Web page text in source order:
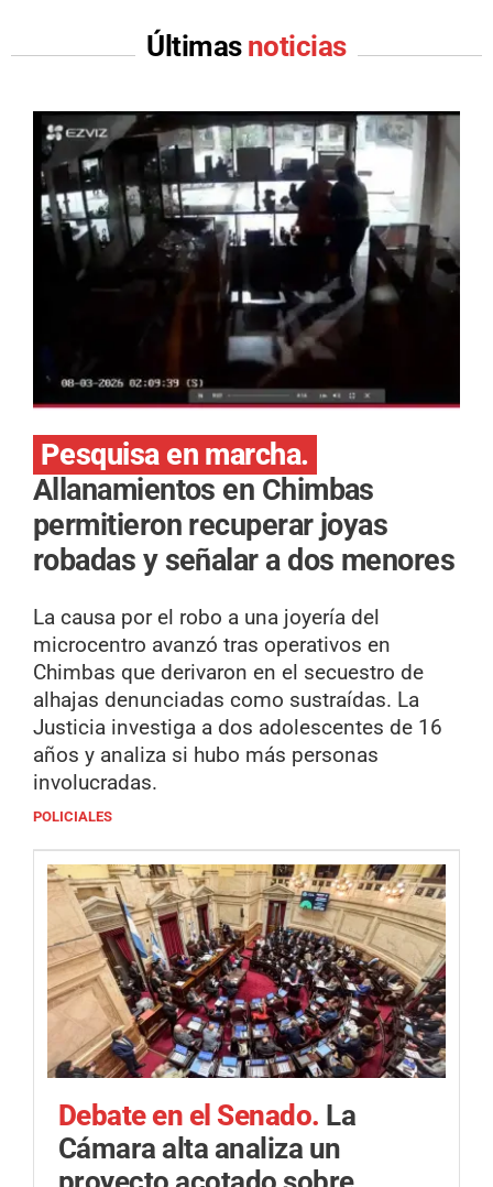
Últimas noticias
Pesquisa en marcha.
Allanamientos en Chimbas
permitieron recuperar joyas
robadas y señalar a dos menores
La causa por el robo a una joyería del
microcentro avanzó tras operativos en
Chimbas que derivaron en el secuestro de
alhajas denunciadas como sustraídas. La
Justicia investiga a dos adolescentes de 16
años y analiza si hubo más personas
involucradas.
POLICIALES
Debate en el Senado. La
Cámara alta analiza un